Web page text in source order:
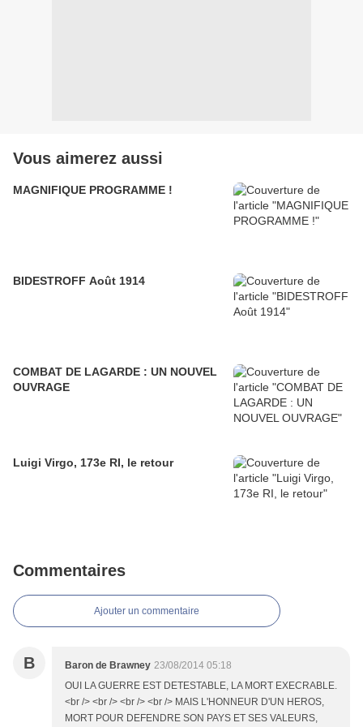
Vous aimerez aussi
MAGNIFIQUE PROGRAMME !
BIDESTROFF Août 1914
COMBAT DE LAGARDE : UN NOUVEL
OUVRAGE
Luigi Virgo, 173e RI, le retour
Commentaires
Ajouter un commentaire
B Baron de Brawney 23/08/2014 05:18
OUI LA GUERRE EST DETESTABLE, LA MORT EXECRABLE.
<br /> <br /> <br /> <br /> MAIS L'HONNEUR D'UN HEROS,
MORT POUR DEFENDRE SON PAYS ET SES VALEURS,